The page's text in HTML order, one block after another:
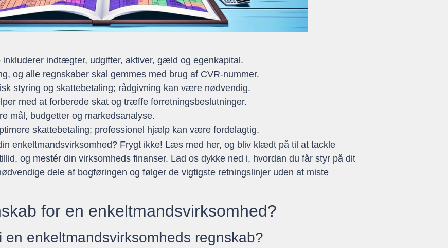
indtægter, udgifter, aktiver, gæld og egenkapital.
og alle regnskaber skal gemmes med brug af CVR-nummer.
styring og skattebetaling; rådgivning kan være nødvendig.
med at forberede skat og træffe forretningsbeslutninger.
mål, budgetter og markedsanalyse.
skattebetaling; professionel hjælp kan være fordelagtig.
enkeltmandsvirksomhed? Frygt ikke! Læs med her, og bliv klædt på til at tackle
og mestér din virksomheds finanser. Lad os dykke ned i, hvordan du får styr på dit
dele af bogføringen og følger de vigtigste retningslinjer uden at miste
for en enkeltmandsvirksomhed?
enkeltmandsvirksomheds regnskab?